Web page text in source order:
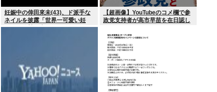
妊娠中の倖田來未(43)、ド派手な
ネイルを披露「世界一可愛い妊
婦」と称賛の声
【超画像】YouTubeのコメ欄で参
政党支持者が高市早苗を在日認し